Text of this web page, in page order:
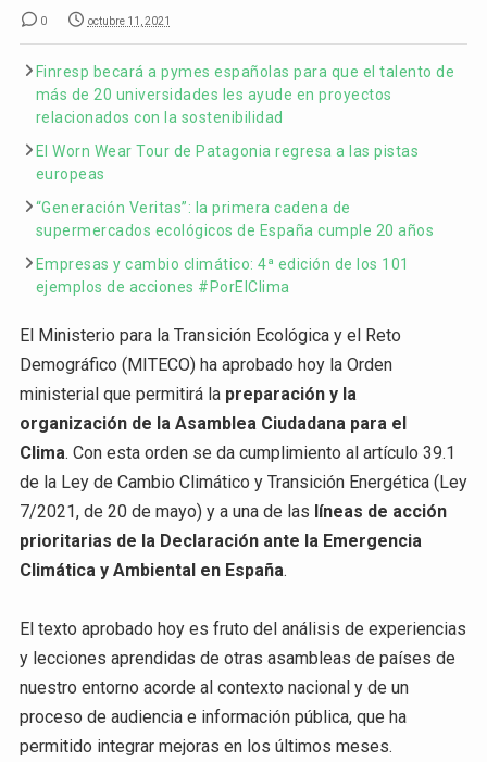
0 octubre 11, 2021
Finresp becará a pymes españolas para que el talento de
más de 20 universidades les ayude en proyectos
relacionados con la sostenibilidad
El Worn Wear Tour de Patagonia regresa a las pistas
europeas
“Generación Veritas”: la primera cadena de
supermercados ecológicos de España cumple 20 años
Empresas y cambio climático: 4ª edición de los 101
ejemplos de acciones #PorElClima
El Ministerio para la Transición Ecológica y el Reto
Demográfico (MITECO) ha aprobado hoy la Orden
ministerial que permitirá la preparación y la
organización de la Asamblea Ciudadana para el
Clima. Con esta orden se da cumplimiento al artículo 39.1
de la Ley de Cambio Climático y Transición Energética (Ley
7/2021, de 20 de mayo) y a una de las líneas de acción
prioritarias de la Declaración ante la Emergencia
Climática y Ambiental en España.
El texto aprobado hoy es fruto del análisis de experiencias
y lecciones aprendidas de otras asambleas de países de
nuestro entorno acorde al contexto nacional y de un
proceso de audiencia e información pública, que ha
permitido integrar mejoras en los últimos meses.